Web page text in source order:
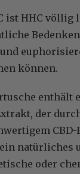
ist HHC völlig
können.
enthält
der
natürliches
oder